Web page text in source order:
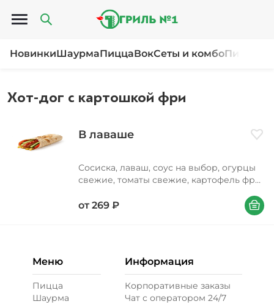
Открыть меню
НовинкиШаурмаПиццаВокСеты и комбоПироги
Хот-дог с картошкой фри
В лаваше
Сосиска, лаваш, соус на выбор, огурцы
свежие, томаты свежие, картофель фри,
от 269 ₽ В
Меню
Пицца
Шаурма
Информация
Корпоративные заказы
Чат с оператором 24/7